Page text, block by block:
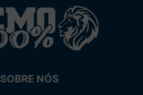
SOBRE NÓS